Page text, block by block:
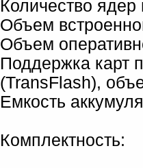
Количество
Объем
Объем
Поддержка карт
(TransFlash),
Емкость
Комплектность: